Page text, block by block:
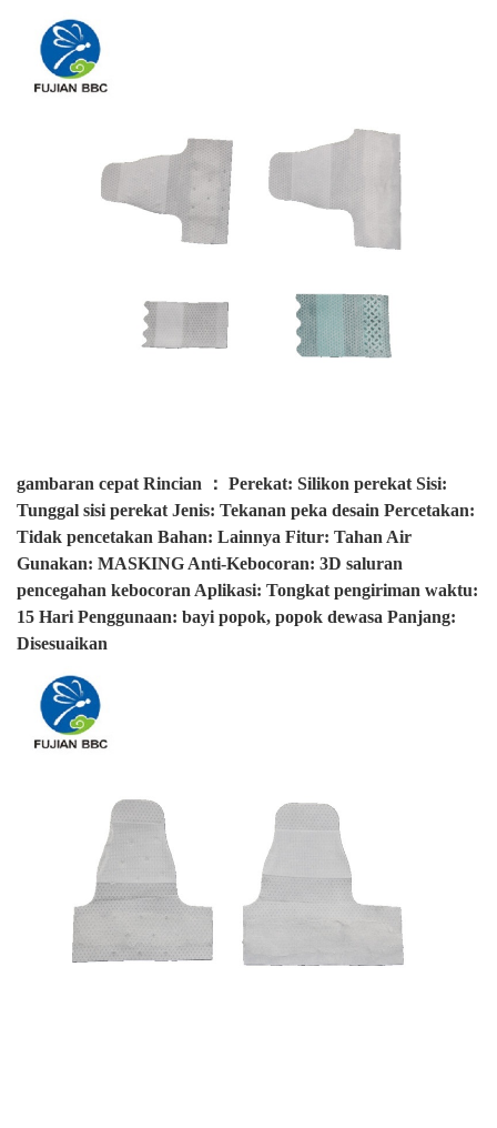
gambaran cepat Rincian ： Perekat: Silikon perekat Sisi:
Tunggal sisi perekat Jenis: Tekanan peka desain Percetakan:
Tidak pencetakan Bahan: Lainnya Fitur: Tahan Air
Gunakan: MASKING Anti-Kebocoran: 3D saluran
pencegahan kebocoran Aplikasi: Tongkat pengiriman waktu:
15 Hari Penggunaan: bayi popok, popok dewasa Panjang:
Disesuaikan